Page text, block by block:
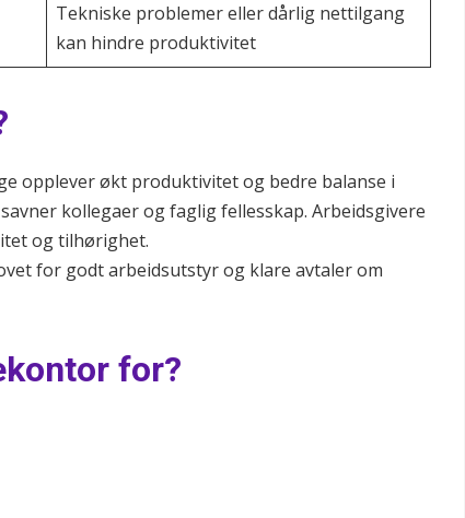
Tekniske problemer eller dårlig nettilgang
kan hindre produktivitet
opplever økt produktivitet og bedre balanse i
kollegaer og faglig fellesskap. Arbeidsgivere
og tilhørighet.
for godt arbeidsutstyr og klare avtaler om
for?